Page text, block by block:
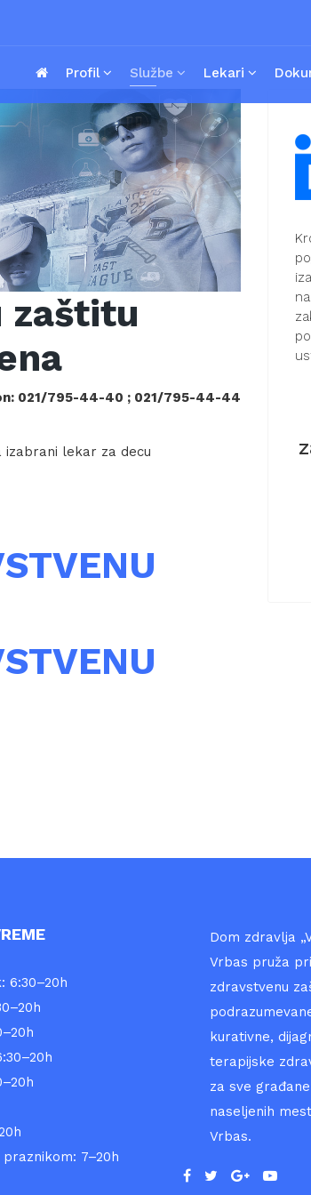
Profil Službe Lekari
zaštitu
021/795-44-40 ; 021/795-44-44
izabrani lekar za decu
6:30–20h
7–20h
Dom zdravlja
Vrbas pruža
zdravstvenu
kurativne,
terapijske
za sve
naseljenih
Vrbas.